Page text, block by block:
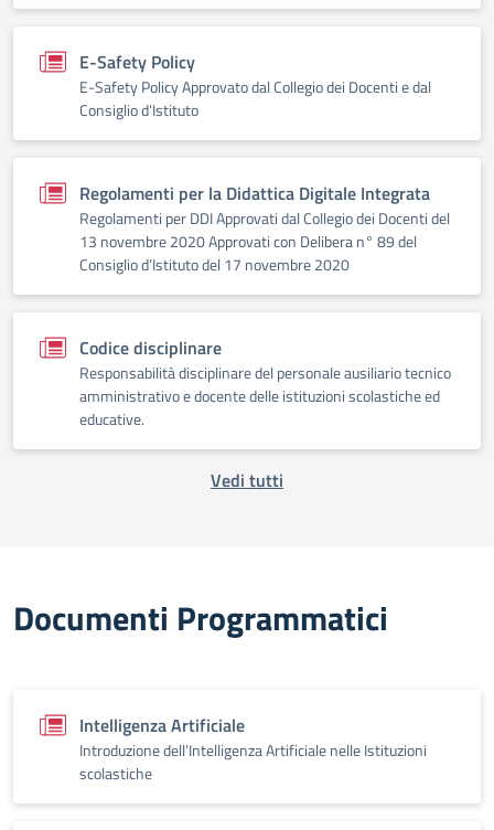
E-Safety Policy
E-Safety Policy Approvato dal Collegio dei Docenti e dal
Consiglio d’Istituto
Regolamenti per la Didattica Digitale Integrata
Regolamenti per DDI Approvati dal Collegio dei Docenti del
13 novembre 2020 Approvati con Delibera n° 89 del
Consiglio d’Istituto del 17 novembre 2020
Codice disciplinare
Responsabilità disciplinare del personale ausiliario tecnico
amministrativo e docente delle istituzioni scolastiche ed
educative.
Vedi tutti
Documenti Programmatici
Intelligenza Artificiale
Introduzione dell’Intelligenza Artificiale nelle Istituzioni
scolastiche